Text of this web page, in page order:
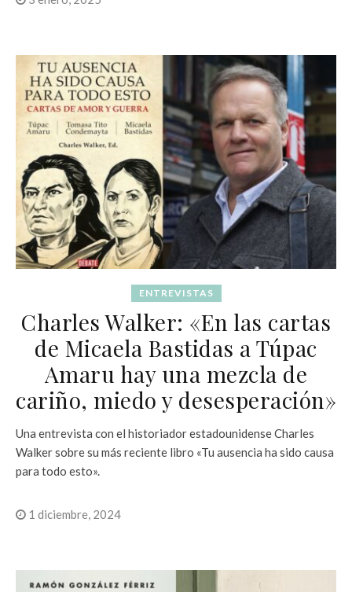
ENTREVISTAS
Charles Walker: «En las cartas
de Micaela Bastidas a Túpac
Amaru hay una mezcla de
cariño, miedo y desesperación»
Una entrevista con el historiador estadounidense Charles
Walker sobre su más reciente libro «Tu ausencia ha sido causa
para todo esto».
1 diciembre, 2024